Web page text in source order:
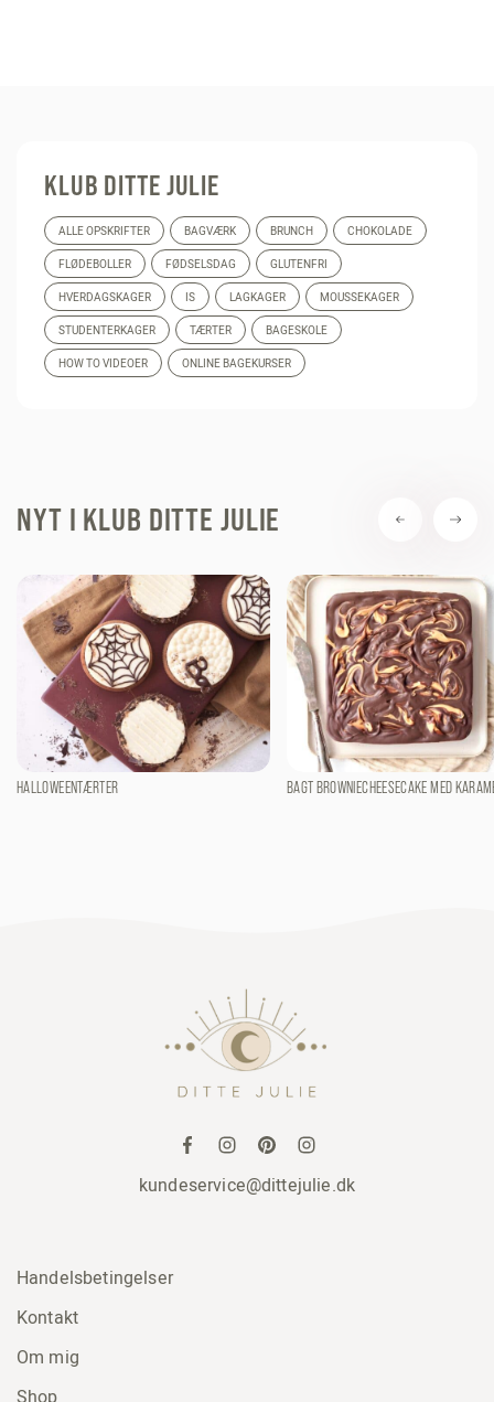
KLUB DITTE JULIE
ALLE OPSKRIFTER BAGVÆRK BRUNCH CHOKOLADE
FLØDEBOLLER FØDSELSDAG GLUTENFRI
HVERDAGSKAGER IS LAGKAGER MOUSSEKAGER
STUDENTERKAGER TÆRTER BAGESKOLE
HOW TO VIDEOER ONLINE BAGEKURSER
NYT I KLUB DITTE JULIE
HALLOWEENTÆRTER BAGT BROWNIECHEESECAKE MED
kundeservice@dittejulie.dk
Handelsbetingelser
Kontakt
Om mig
Shop